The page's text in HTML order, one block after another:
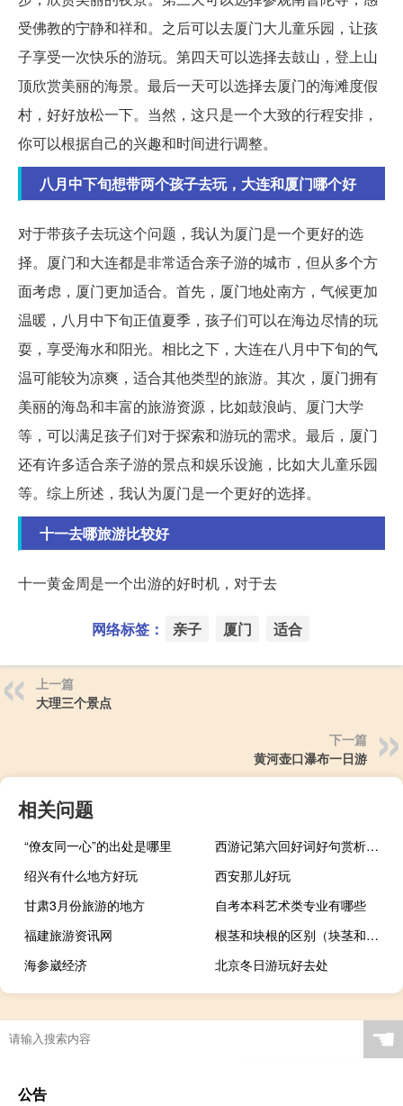
受佛教的宁静和祥和。之后可以去厦门大儿童乐园，让孩
子享受一次快乐的游玩。第四天可以选择去鼓山，登上山
顶欣赏美丽的海景。最后一天可以选择去厦门的海滩度假
村，好好放松一下。当然，这只是一个大致的行程安排，
你可以根据自己的兴趣和时间进行调整。
八月中下旬想带两个孩子去玩，大连和厦门哪个好
对于带孩子去玩这个问题，我认为厦门是一个更好的选
择。厦门和大连都是非常适合亲子游的城市，但从多个方
面考虑，厦门更加适合。首先，厦门地处南方，气候更加
温暖，八月中下旬正值夏季，孩子们可以在海边尽情的玩
耍，享受海水和阳光。相比之下，大连在八月中下旬的气
温可能较为凉爽，适合其他类型的旅游。其次，厦门拥有
美丽的海岛和丰富的旅游资源，比如鼓浪屿、厦门大学
等，可以满足孩子们对于探索和游玩的需求。最后，厦门
还有许多适合亲子游的景点和娱乐设施，比如大儿童乐园
等。综上所述，我认为厦门是一个更好的选择。
十一去哪旅游比较好
十一黄金周是一个出游的好时机，对于去
网络标签： 亲子 厦门 适合
上一篇
大理三个景点
下一篇
黄河壶口瀑布一日游
相关问题
“僚友同一心”的出处是哪里
西游记第六回好词好句赏析原著（西游记第六回好词好句）
绍兴有什么地方好玩
西安那儿好玩
甘肃3月份旅游的地方
自考本科艺术类专业有哪些
福建旅游资讯网
根茎和块根的区别（块茎和块根有什么区别）
海参崴经济
北京冬日游玩好去处
☚
公告